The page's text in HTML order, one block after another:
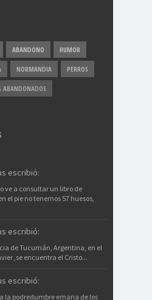
ABANDONO HUMOR
NORMANDIA PERROS
ABANDONADOS
escribió:
ve a consultar un libro de
el pie no tenemos 57 huesos,
escribió:
de Tucumán, Argentina, en el
,se encuentra el Cristo...
escribió:
la podredumbre emana de los